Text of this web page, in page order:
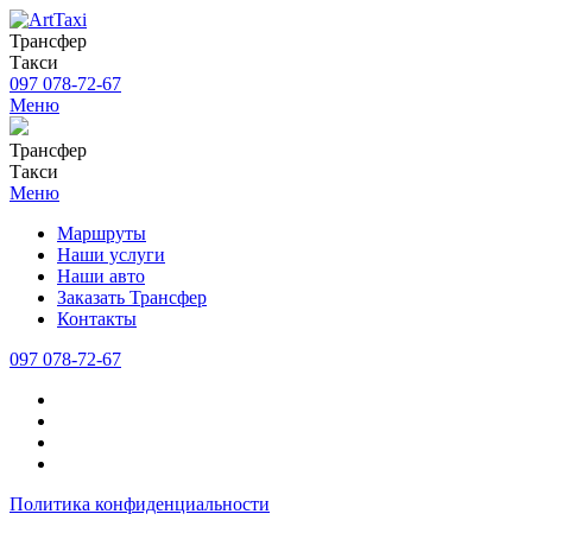
Трансфер
Такси
097 078-72-67
Меню
Трансфер
Такси
Меню
Маршруты
Наши услуги
Наши авто
Заказать Трансфер
Контакты
097 078-72-67
Политика конфиденциальности